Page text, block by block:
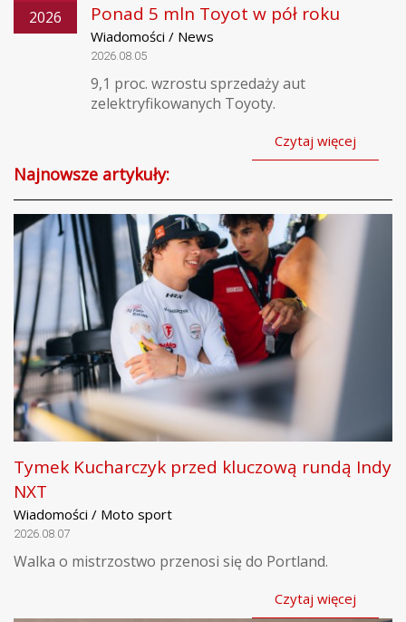
2026
Ponad 5 mln Toyot w pół roku
Wiadomości / News
2026.08.05
9,1 proc. wzrostu sprzedaży aut
zelektryfikowanych Toyoty.
Czytaj więcej
Najnowsze artykuły:
Tymek Kucharczyk przed kluczową rundą Indy
NXT
Wiadomości / Moto sport
2026.08.07
Walka o mistrzostwo przenosi się do Portland.
Czytaj więcej